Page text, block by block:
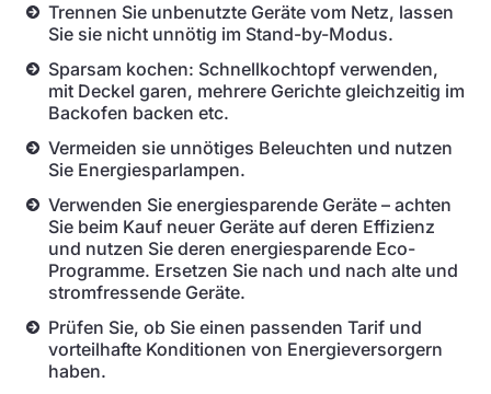
Trennen Sie unbenutzte Geräte vom Netz, lassen
Sie sie nicht unnötig im Stand-by-Modus.
Sparsam kochen: Schnellkochtopf verwenden,
mit Deckel garen, mehrere Gerichte gleichzeitig im
Backofen backen etc.
Vermeiden sie unnötiges Beleuchten und nutzen
Sie Energiesparlampen.
Verwenden Sie energiesparende Geräte – achten
Sie beim Kauf neuer Geräte auf deren Effizienz
und nutzen Sie deren energiesparende Eco-
Programme. Ersetzen Sie nach und nach alte und
stromfressende Geräte.
Prüfen Sie, ob Sie einen passenden Tarif und
vorteilhafte Konditionen von Energieversorgern
haben.